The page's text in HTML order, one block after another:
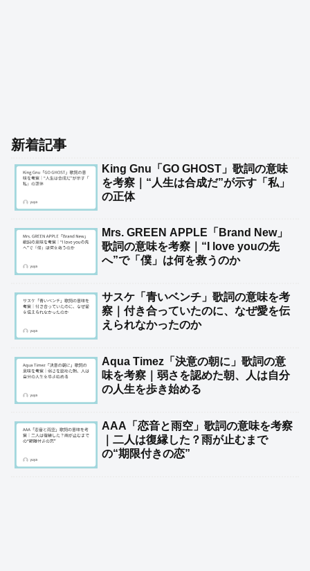
新着記事
King Gnu「GO GHOST」歌詞の意味
を考察｜“人生は合成だ”が示す「私」
の正体
Mrs. GREEN APPLE「Brand New」
歌詞の意味を考察｜“I love youの先
へ”で「僕」は何を救うのか
サスケ「青いベンチ」歌詞の意味を考
察｜付き合っていたのに、なぜ愛を伝
えられなかったのか
Aqua Timez「決意の朝に」歌詞の意
味を考察｜弱さを認めた朝、人は自分
の人生を歩き始める
AAA「恋音と雨空」歌詞の意味を考察
｜二人は復縁した？雨が止むまで
の“期限付きの恋”